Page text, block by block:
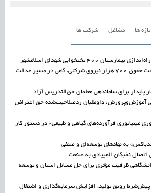
تازه ها مشاغل شرکت ها
۴۰۰ تختخوابی شهدای اسلامشهر
حذف واسطه‌ها در پرداخت حقوق ۷۰۰ هزار نیروی شرکتی، گامی در مسیر عدالت
پایدار برای ساماندهی معلمان حق‌التدریس آزاد
آموزش‌وپرورش: داوطلبان ردصلاحیت‌شده حق اعتراض
مینیاتوری فرآورده‌های گیاهی و طبیعی» در دستور کار
به نهادهای توسعه‌ای و صنفی
اتصال نخبگان المپیادی به صنعت
ظرفیت مؤثری برای حل مسائل استان و توسعه
صحیح اصل ۴۴؛ پیش‌شرط رونق تولید، افزایش سرمایه‌گذاری و اشتغال